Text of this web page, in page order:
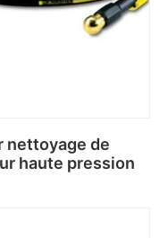
nettoyage de
haute pression